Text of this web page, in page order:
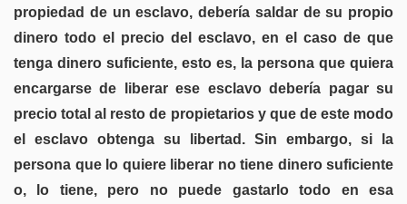
propiedad de un esclavo, debería saldar de su propio
dinero todo el precio del esclavo, en el caso de que
tenga dinero suficiente, esto es, la persona que quiera
encargarse de liberar ese esclavo debería pagar su
precio total al resto de propietarios y que de este modo
el esclavo obtenga su libertad. Sin embargo, si la
persona que lo quiere liberar no tiene dinero suficiente
o, lo tiene, pero no puede gastarlo todo en esa